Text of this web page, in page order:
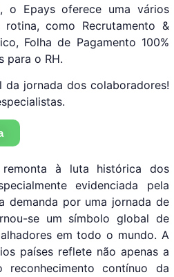
o Epays oferece uma vários
como Recrutamento &
Folha de Pagamento 100%
para o RH.
jornada dos colaboradores!
à luta histórica dos
evidenciada pela
demanda por uma jornada de
se um símbolo global de
em todo o mundo. A
países reflete não apenas a
contínuo da